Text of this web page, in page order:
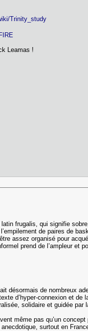
Trinity_study
Leamas !
frugalis, qui signifie
de paires de
assez organisé pour
prend de l’ampleur et
désormais de nombreux
d’hyper-connexion et
solidaire et guidée par
même pas qu’un
surtout en